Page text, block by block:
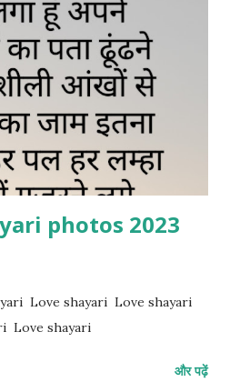
photos 2023
Love shayari Love shayari
Love shayari
और पढ़ें